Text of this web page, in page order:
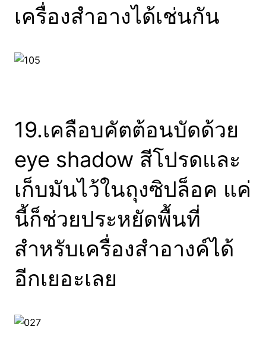
เครื่องสำอางได้เช่นกัน
19.เคลือบคัตต้อนบัดด้วย
eye shadow สีโปรดและ
เก็บมันไว้ในถุงซิปล็อค แค่
นี้ก็ช่วยประหยัดพื้นที่
สำหรับเครื่องสำอางค์ได้
อีกเยอะเลย